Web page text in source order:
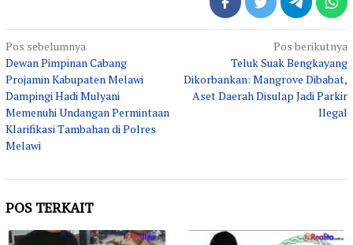
Navigasi
pos
Pos sebelumnya
Dewan Pimpinan Cabang
Projamin Kabupaten Melawi
Dampingi Hadi Mulyani
Memenuhi Undangan Permintaan
Klarifikasi Tambahan di Polres
Melawi
Pos berikutnya
Teluk Suak Bengkayang
Dikorbankan: Mangrove Dibabat,
Aset Daerah Disulap Jadi Parkir
Ilegal
POS TERKAIT